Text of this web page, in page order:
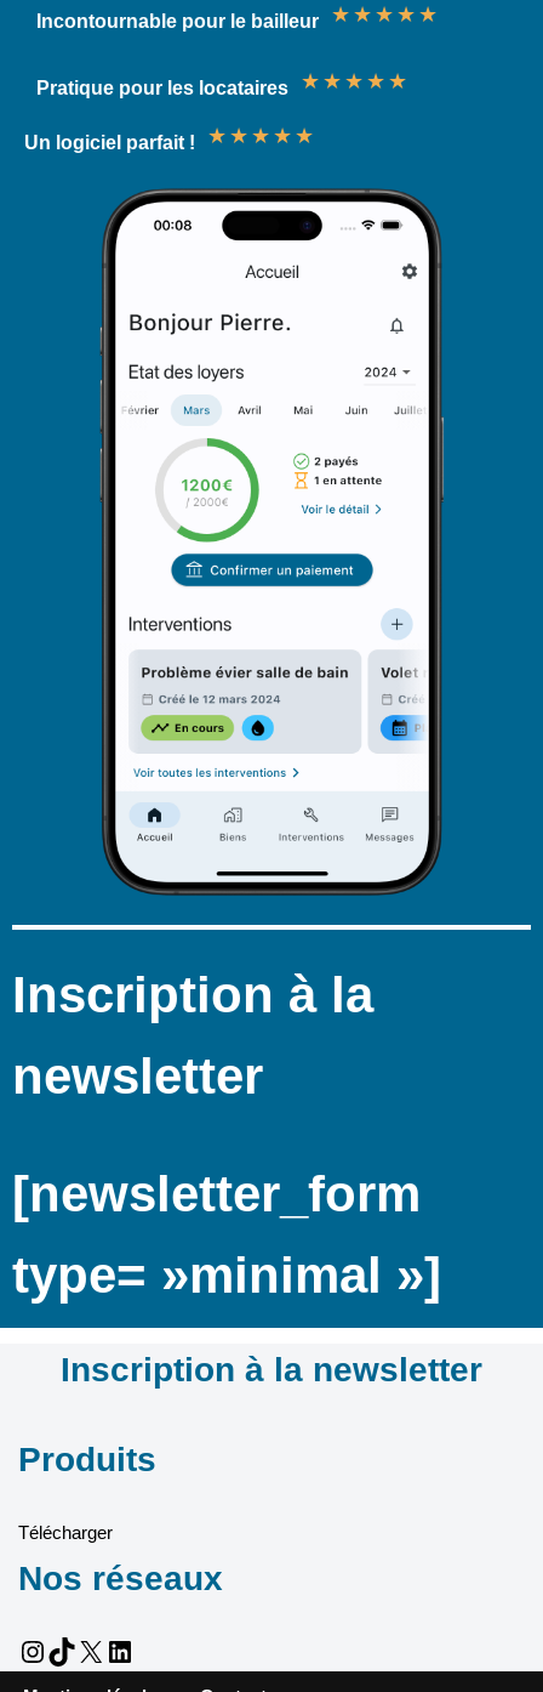
Incontournable pour le bailleur ★ ★ ★ ★ ★
Pratique pour les locataires ★ ★ ★ ★ ★
Un logiciel parfait ! ★ ★ ★ ★ ★
Inscription à la
newsletter
[newsletter_form
type= »minimal »]
Inscription à la newsletter
Produits
Télécharger
Nos réseaux